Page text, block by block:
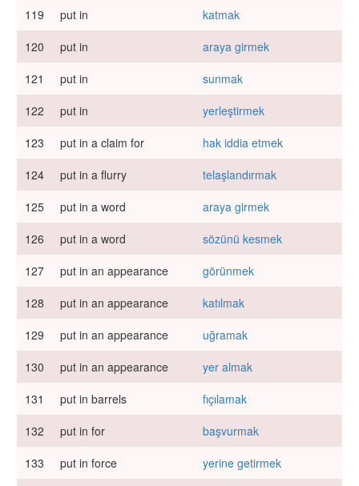
119
put in
katmak
120
put in
araya girmek
121
put in
sunmak
122
put in
yerleştirmek
123
put in a claim for
hak iddia etmek
124
put in a flurry
telaşlandırmak
125
put in a word
araya girmek
126
put in a word
sözünü kesmek
127
put in an appearance
görünmek
128
put in an appearance
katılmak
129
put in an appearance
uğramak
130
put in an appearance
yer almak
131
put in barrels
fıçılamak
132
put in for
başvurmak
133
put in force
yerine getirmek